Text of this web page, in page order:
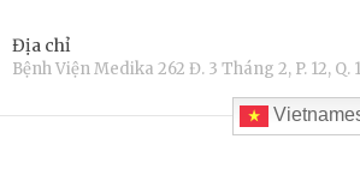
Địa chỉ
Bệnh Viện Medika 262 Đ. 3 Tháng 2, P. 12, Q.